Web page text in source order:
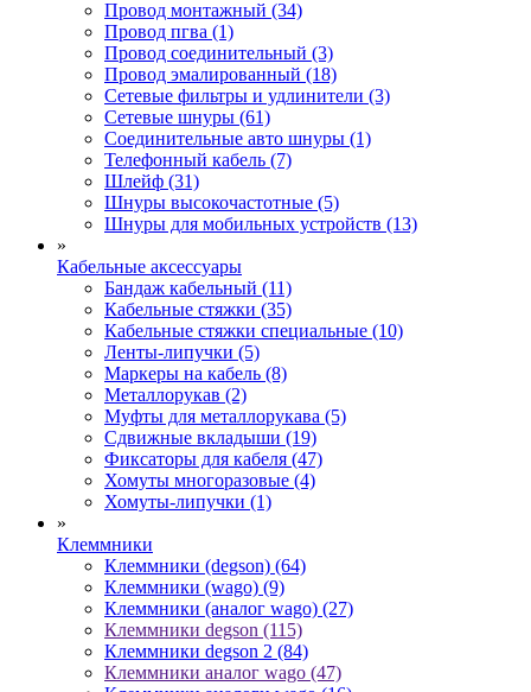
Провод монтажный (34)
Провод пгва (1)
Провод соединительный (3)
Провод эмалированный (18)
Сетевые фильтры и удлинители (3)
Сетевые шнуры (61)
Соединительные авто шнуры (1)
Телефонный кабель (7)
Шлейф (31)
Шнуры высокочастотные (5)
Шнуры для мобильных устройств (13)
»
Кабельные аксессуары
Бандаж кабельный (11)
Кабельные стяжки (35)
Кабельные стяжки специальные (10)
Ленты-липучки (5)
Маркеры на кабель (8)
Металлорукав (2)
Муфты для металлорукава (5)
Сдвижные вкладыши (19)
Фиксаторы для кабеля (47)
Хомуты многоразовые (4)
Хомуты-липучки (1)
»
Клеммники
Клеммники (degson) (64)
Клеммники (wago) (9)
Клеммники (аналог wago) (27)
Клеммники degson (115)
Клеммники degson 2 (84)
Клеммники аналог wago (47)